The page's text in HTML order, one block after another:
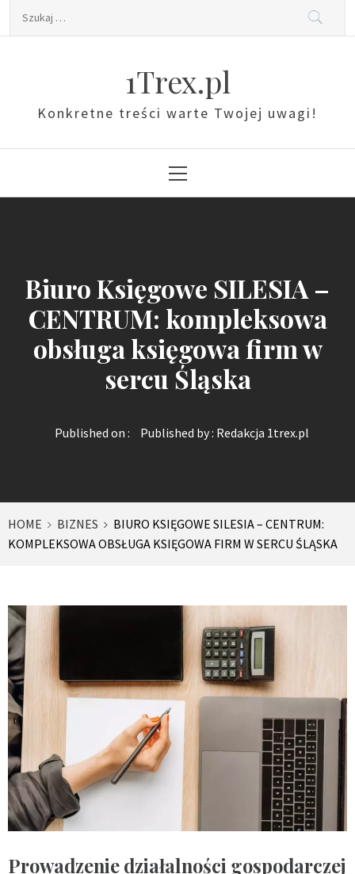
Szukaj:
1Trex.pl
Konkretne treści warte Twojej uwagi!
Menu
Biuro Księgowe SILESIA –
CENTRUM: kompleksowa
obsługa księgowa firm w
sercu Śląska
Published on : Published by : Redakcja 1trex.pl
HOME BIZNES
BIURO KSIĘGOWE SILESIA – CENTRUM:
KOMPLEKSOWA OBSŁUGA KSIĘGOWA FIRM W SERCU ŚLĄSKA
Prowadzenie działalności gospodarczej